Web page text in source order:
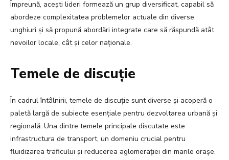
Împreună, acești lideri formează un grup diversificat, capabil să
abordeze complexitatea problemelor actuale din diverse
unghiuri și să propună abordări integrate care să răspundă atât
nevoilor locale, cât și celor naționale.
Temele de discuție
În cadrul întâlnirii, temele de discuție sunt diverse și acoperă o
paletă largă de subiecte esențiale pentru dezvoltarea urbană și
regională. Una dintre temele principale discutate este
infrastructura de transport, un domeniu crucial pentru
fluidizarea traficului și reducerea aglomerației din marile orașe.